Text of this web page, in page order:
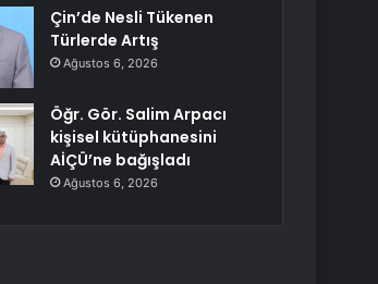
Çin’de Nesli Tükenen
Türlerde Artış
Ağustos 6, 2026
Öğr. Gör. Salim Arpacı
kişisel kütüphanesini
AİÇÜ’ne bağışladı
Ağustos 6, 2026